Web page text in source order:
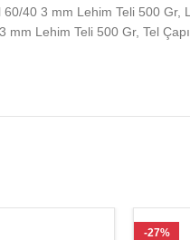
40 3 mm Lehim Teli 500 Gr,
Lehim Teli 500 Gr, Tel
-27%